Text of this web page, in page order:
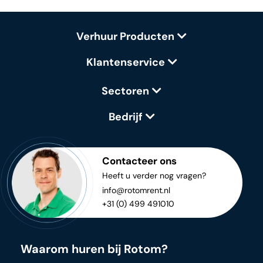
Verhuur Producten
Klantenservice
Sectoren
Bedrijf
Contacteer ons
Heeft u verder nog vragen?
info@rotomrent.nl
+31 (0) 499 491010
Waarom huren bij Rotom?